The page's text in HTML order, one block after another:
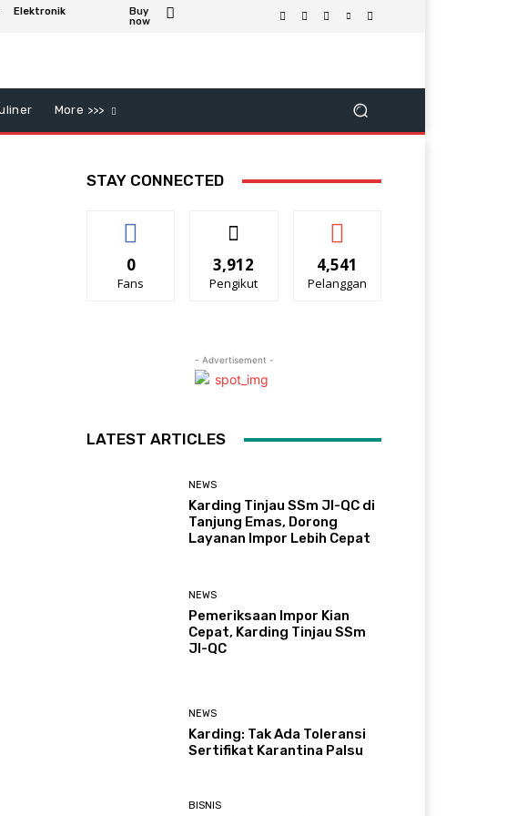
Elektronik
Buy
now
More >>>
STAY CONNECTED
0
Fans
3,912
Pengikut
4,541
Pelanggan
- Advertisement -
LATEST ARTICLES
NEWS
Karding Tinjau SSm JI-QC di
Tanjung Emas, Dorong
Layanan Impor Lebih Cepat
NEWS
Pemeriksaan Impor Kian
Cepat, Karding Tinjau SSm
JI-QC
NEWS
Karding: Tak Ada Toleransi
Sertifikat Karantina Palsu
BISNIS